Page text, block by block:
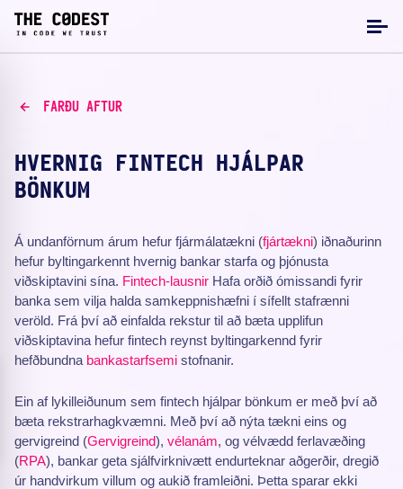
FARÐU AFTUR
HVERNIG FINTECH HJÁLPAR
BÖNKUM
Á undanförnum árum hefur fjármálatækni (fjártækni) iðnaðurinn
hefur byltingarkennt hvernig bankar starfa og þjónusta
viðskiptavini sína. Fintech-lausnir Hafa orðið ómissandi fyrir
banka sem vilja halda samkeppnishæfni í sífellt stafrænni
veröld. Frá því að einfalda rekstur til að bæta upplifun
viðskiptavina hefur fintech reynst byltingarkennd fyrir
hefðbundna bankastarfsemi stofnanir.
Ein af lykilleiðunum sem fintech hjálpar bönkum er með því að
bæta rekstrarhagkvæmni. Með því að nýta tækni eins og
gervigreind (Gervigreind), vélanám, og vélvædd ferlavæðing
(RPA), bankar geta sjálfvirknivætt endurteknar aðgerðir, dregið
úr handvirkum villum og aukið framleiðni. Þetta sparar ekki